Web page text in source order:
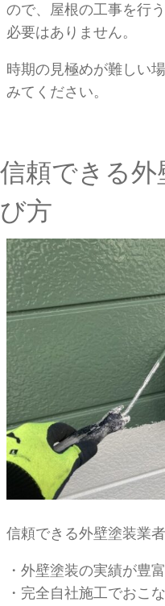
ので、屋根の工事を行
必要はありません。
時期の見極めが難しい
みてください。
信頼できる外
び方
信頼できる外壁塗装業
・外壁塗装の実績が豊
・完全自社施工でおこ